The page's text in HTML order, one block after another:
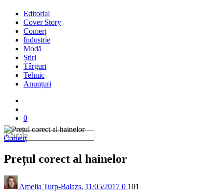
Editorial
Cover Story
Comerț
Industrie
Modă
Știri
Târguri
Tehnic
Anunțuri
0
Comerț
Prețul corect al hainelor
Amelia Turp-Balazs, 11/05/2017 0 101